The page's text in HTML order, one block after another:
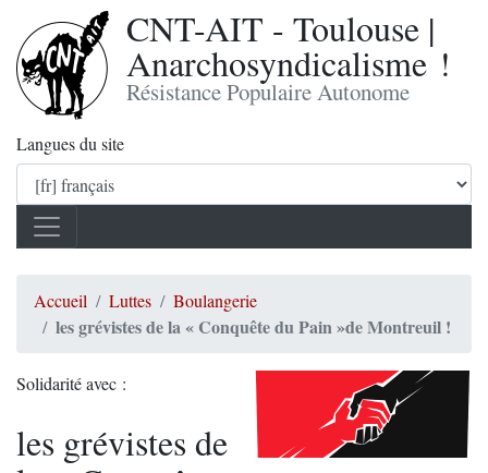
CNT-AIT - Toulouse |
Anarchosyndicalisme !
Résistance Populaire Autonome
Langues du site
Accueil Luttes Boulangerie
les grévistes de la « Conquête du Pain »de Montreuil !
Solidarité avec :
les grévistes de